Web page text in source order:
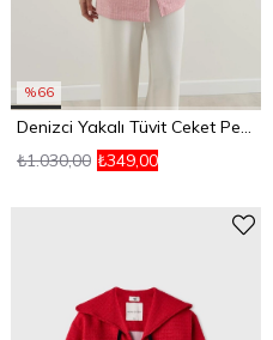
%66
₺349,00
₺1.030,00